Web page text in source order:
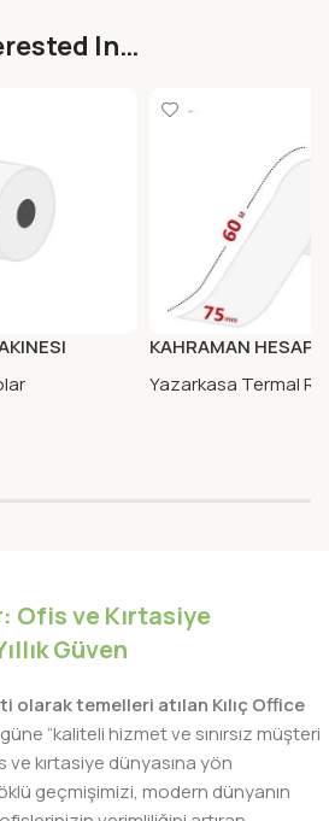
In…
KAHRAMAN HESAP
Yazarkasa Termal
Ofis ve Kırtasiye
Güven
olarak temelleri atılan Kılıç Office
“kaliteli hizmet ve sınırsız müşteri
kırtasiye dünyasına yön
geçmişimizi, modern dünyanın